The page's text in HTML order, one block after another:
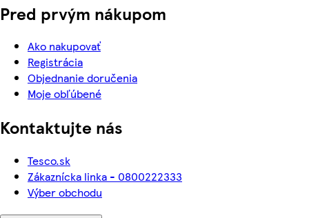
Pred prvým nákupom
Ako nakupovať
Registrácia
Objednanie doručenia
Moje obľúbené
Kontaktujte nás
Tesco.sk
Zákaznícka linka - 0800222333
Výber obchodu